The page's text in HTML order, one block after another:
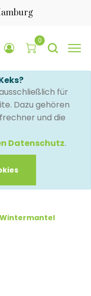
0
für
Dazu gehören
und die
Datenschutz.
Wintermantel